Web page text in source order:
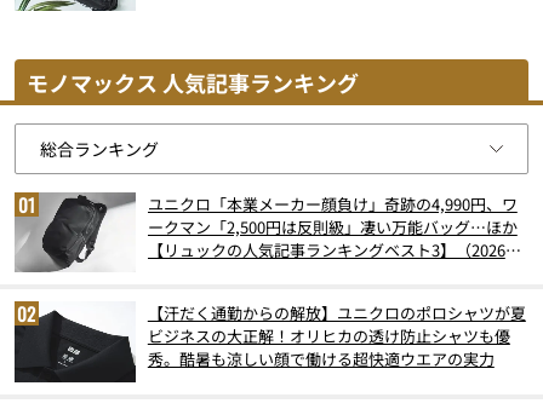
モノマックス 人気記事ランキング
ユニクロ「本業メーカー顔負け」奇跡の4,990円、ワ
ークマン「2,500円は反則級」凄い万能バッグ…ほか
【リュックの人気記事ランキングベスト3】（2026年
【汗だく通勤からの解放】ユニクロのポロシャツが夏
ビジネスの大正解！オリヒカの透け防止シャツも優
秀。酷暑も涼しい顔で働ける超快適ウエアの実力